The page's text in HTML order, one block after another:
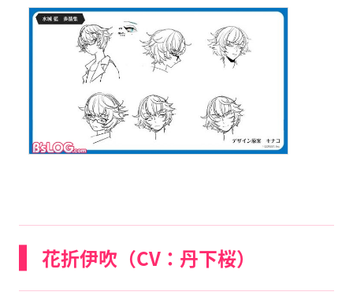
花折伊吹（CV：丹下桜）